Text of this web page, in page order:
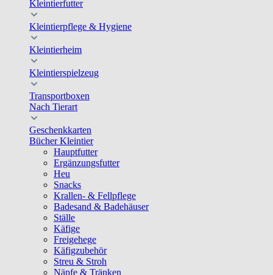
Kleintierfutter
Kleintierpflege & Hygiene
Kleintierheim
Kleintierspielzeug
Transportboxen
Nach Tierart
Geschenkkarten
Bücher Kleintier
Hauptfutter
Ergänzungsfutter
Heu
Snacks
Krallen- & Fellpflege
Badesand & Badehäuser
Ställe
Käfige
Freigehege
Käfigzubehör
Streu & Stroh
Näpfe & Tränken